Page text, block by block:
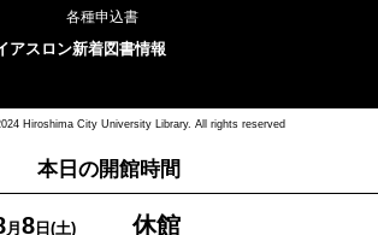
本日の開館時間
月 8日(土) 休館
各種申込書
アスロン新着図書情報
Hiroshima City University Library. All rights reserved